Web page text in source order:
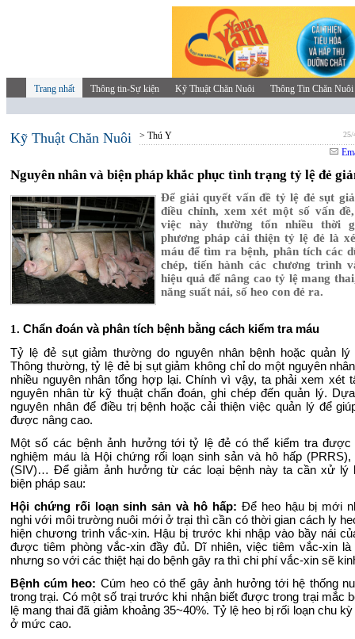
Trang nhất Thông tin-Sự kiện Kỹ Thuật Chăn Nuôi Thông Tin Chăn Nuôi
Kỹ Thuật Chăn Nuôi > Thú Y 25/
Nguyên nhân và biện pháp khắc phục tình trạng tỷ lệ đẻ
Để giải quyết vấn đề tỷ lệ đẻ sụt
điều chỉnh, xem xét một số vấn
việc này thường tốn nhiều thời
phương pháp cải thiện tỷ lệ đẻ là
máu để tìm ra bệnh, phân tích các
chép, tiến hành các chương trình
hiệu quả để nâng cao tỷ lệ mang
năng suất nái, số heo con đẻ ra.
1. Chẩn đoán và phân tích bệnh bằng cách kiểm tra máu
Tỷ lệ đẻ sụt giảm thường do nguyên nhân bệnh hoặc quản lý
Thông thường, tỷ lệ đẻ bị sụt giảm không chỉ do một nguyên
nhiều nguyên nhân tổng hợp lại. Chính vì vậy, ta phải xem xét
nguyên nhân từ kỹ thuật chẩn đoán, ghi chép đến quản lý.
nguyên nhân để điều trị bệnh hoặc cải thiện việc quản lý để
được nâng cao.
Một số các bệnh ảnh hưởng tới tỷ lệ đẻ có thể kiểm tra được
nghiệm máu là Hội chứng rối loạn sinh sản và hô hấp (PRRS),
(SIV)… Để giảm ảnh hưởng từ các loại bệnh này ta cần xử lý
biện pháp sau:
Hội chứng rối loạn sinh sản và hô hấp: Để heo hậu bị mới
nghi với môi trường nuôi mới ở trại thì cần có thời gian cách ly
hiện chương trình vắc-xin. Hậu bị trước khi nhập vào bầy nái
được tiêm phòng vắc-xin đầy đủ. Dĩ nhiên, việc tiêm vắc-xin là
nhưng so với các thiệt hại do bệnh gây ra thì chi phí vắc-xin sẽ
Bệnh cúm heo: Cúm heo có thể gây ảnh hưởng tới hệ thống
trong trại. Có một số trại trước khi nhận biết được trong trại mắc
lệ mang thai đã giảm khoảng 35~40%. Tỷ lệ heo bị rối loạn chu
ở mức cao.